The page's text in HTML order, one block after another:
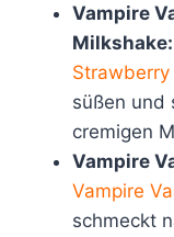
Vampire
Milkshake:
süßen und
cremigen
Vampire
Vampire
schmeckt